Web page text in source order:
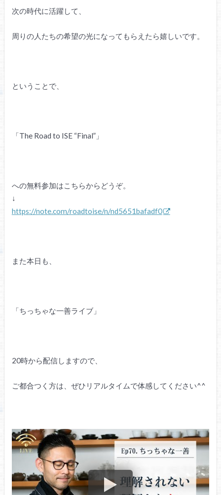
次の時代に活躍して、
周りの人たちの希望の光になってもらえたら嬉しいです。
ということで、
「The Road to ISE “Final”」
への無料参加はこちらからどうぞ。
↓
https://note.com/roadtoise/n/nd5651bafadf0
また本日も、
「ちっちゃな一善ライブ」
20時から配信しますので、
ご都合つく方は、ぜひリアルタイムで体感してください^^